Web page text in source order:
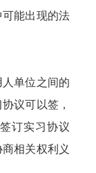
能出现的法
单位之间的
议可以签，
订实习协议
相关权利义